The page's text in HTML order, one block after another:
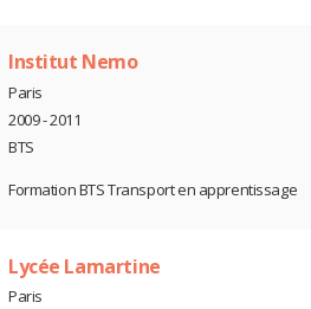
Institut Nemo
Paris
2009 - 2011
BTS
Formation BTS Transport en apprentissage
Lycée Lamartine
Paris